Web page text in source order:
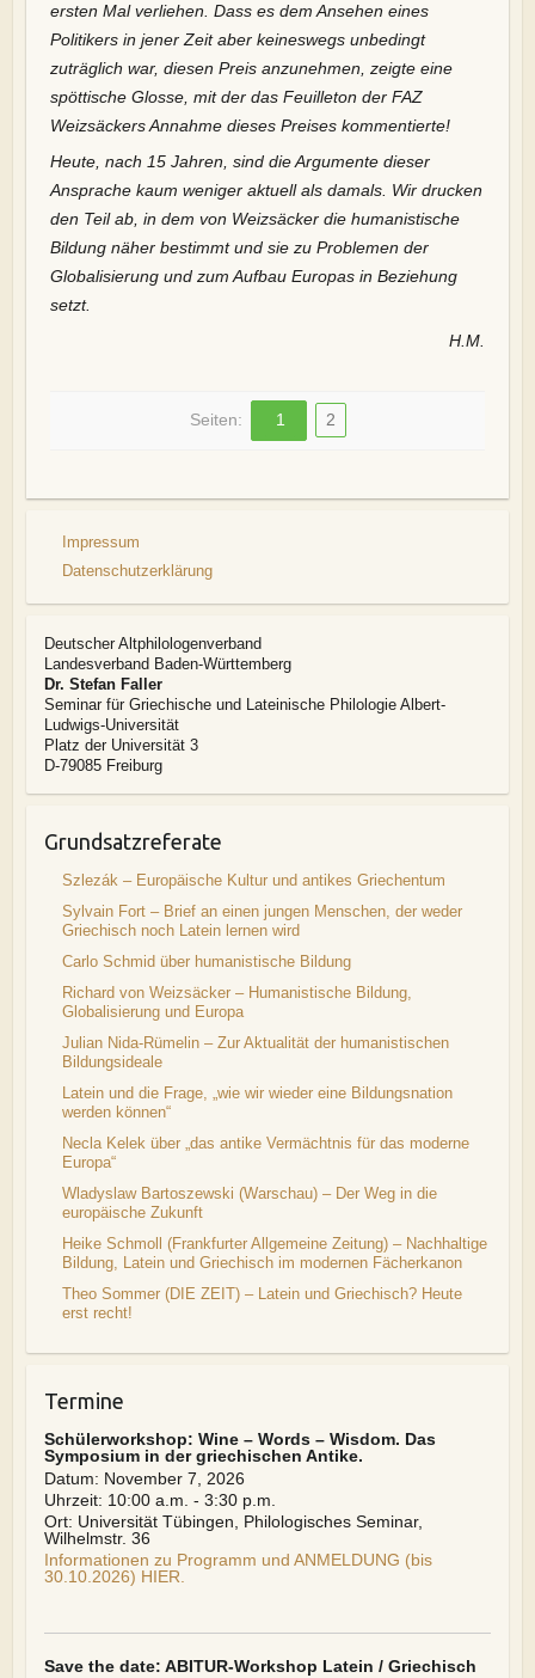
ersten Mal verliehen. Dass es dem Ansehen eines
Politikers in jener Zeit aber keineswegs unbedingt
zuträglich war, diesen Preis anzunehmen, zeigte eine
spöttische Glosse, mit der das Feuilleton der FAZ
Weizsäckers Annahme dieses Preises kommentierte!
Heute, nach 15 Jahren, sind die Argumente dieser
Ansprache kaum weniger aktuell als damals. Wir drucken
den Teil ab, in dem von Weizsäcker die humanistische
Bildung näher bestimmt und sie zu Problemen der
Globalisierung und zum Aufbau Europas in Beziehung
setzt.
H.M.
Seiten: 1 2
Impressum
Datenschutzerklärung
Deutscher Altphilologenverband
Landesverband Baden-Württemberg
Dr. Stefan Faller
Seminar für Griechische und Lateinische Philologie Albert-
Ludwigs-Universität
Platz der Universität 3
D-79085 Freiburg
Grundsatzreferate
Szlezák – Europäische Kultur und antikes Griechentum
Sylvain Fort – Brief an einen jungen Menschen, der weder
Griechisch noch Latein lernen wird
Carlo Schmid über humanistische Bildung
Richard von Weizsäcker – Humanistische Bildung,
Globalisierung und Europa
Julian Nida-Rümelin – Zur Aktualität der humanistischen
Bildungsideale
Latein und die Frage, „wie wir wieder eine Bildungsnation
werden können“
Necla Kelek über „das antike Vermächtnis für das moderne
Europa“
Wladyslaw Bartoszewski (Warschau) – Der Weg in die
europäische Zukunft
Heike Schmoll (Frankfurter Allgemeine Zeitung) – Nachhaltige
Bildung, Latein und Griechisch im modernen Fächerkanon
Theo Sommer (DIE ZEIT) – Latein und Griechisch? Heute
erst recht!
Termine
Schülerworkshop: Wine – Words – Wisdom. Das
Symposium in der griechischen Antike.
Datum: November 7, 2026
Uhrzeit: 10:00 a.m. - 3:30 p.m.
Ort: Universität Tübingen, Philologisches Seminar,
Wilhelmstr. 36
Informationen zu Programm und ANMELDUNG (bis
30.10.2026) HIER.
Save the date: ABITUR-Workshop Latein / Griechisch